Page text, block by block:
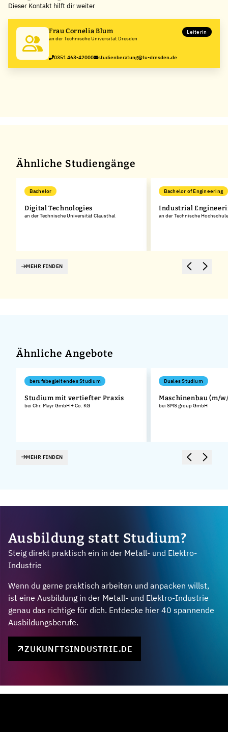
−
Dieser Kontakt hilft dir weiter
Frau Cornelia Blum
an der Technische Universität Dresden
Leiterin
0351 463-42000 studienberatung@tu-dresden.de
Ähnliche Studiengänge
Bachelor
Digital Technologies
an der Technische Universität Clausthal
Bachelor of Engineering
Industrial
an der Technische
MEHR FINDEN
Ähnliche Angebote
berufsbegleitendes Studium
Studium mit vertiefter Praxis
bei Chr. Mayr GmbH + Co. KG
Duales Studium
Maschinenbau (m/
bei SMS group GmbH
MEHR FINDEN
Ausbildung statt Studium?
Steig direkt praktisch ein in der Metall- und Elektro-
Industrie
Wenn du gerne praktisch arbeiten und anpacken willst,
ist eine Ausbildung in der Metall- und Elektro-Industrie
genau das richtige für dich. Entdecke hier 40 spannende
Ausbildungsberufe.
ZUKUNFTSINDUSTRIE.DE